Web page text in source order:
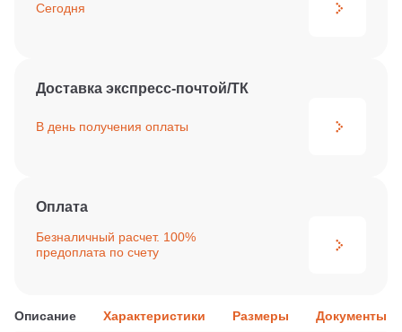
Сегодня
Доставка экспресс-почтой/ТК
В день получения оплаты
Оплата
Безналичный расчет. 100%
предоплата по счету
Описание Характеристики Размеры Документы